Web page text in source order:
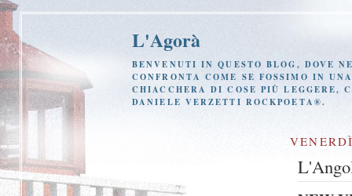
L'Agorà
BENVENUTI IN QUESTO BLOG, DOVE
CONFRONTA COME SE FOSSIMO IN
CHIACCHERA DI COSE PIÙ LEGGERE,
DANIELE VERZETTI ROCKPOETA®.